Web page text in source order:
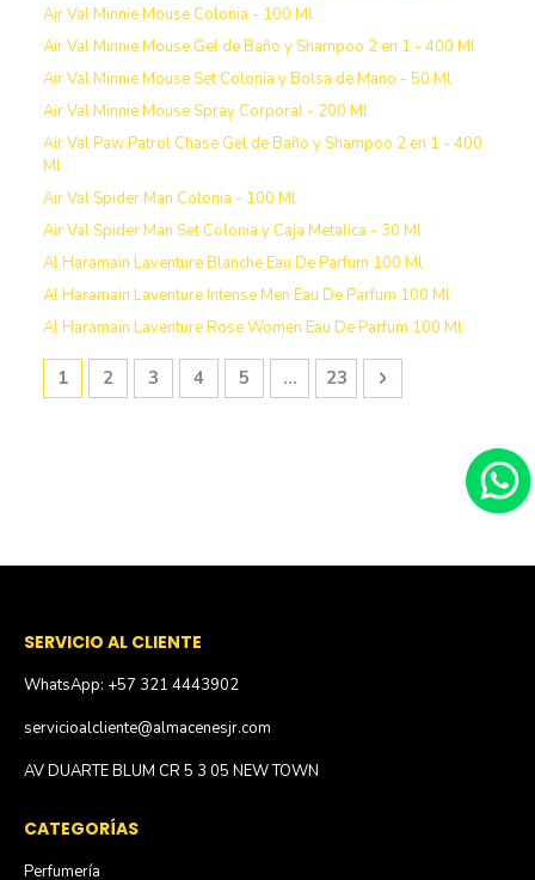
Air Val Minnie Mouse Colonia - 100 Ml
Air Val Minnie Mouse Gel de Baño y Shampoo 2 en 1 - 400 Ml
Air Val Minnie Mouse Set Colonia y Bolsa de Mano - 50 Ml
Air Val Minnie Mouse Spray Corporal - 200 Ml
Air Val Paw Patrol Chase Gel de Baño y Shampoo 2 en 1 - 400
Ml
Air Val Spider Man Colonia - 100 Ml
Air Val Spider Man Set Colonia y Caja Metalica - 30 Ml
Al Haramain Laventure Blanche Eau De Parfum 100 Ml
Al Haramain Laventure Intense Men Eau De Parfum 100 Ml
Al Haramain Laventure Rose Women Eau De Parfum 100 Ml
Página
Estás leyendo la página
1 Página
2 Página
3 Página
4 Página
5 ... Página
23 Página
Siguiente
SERVICIO AL CLIENTE
WhatsApp: +57 321 4443902
servicioalcliente@almacenesjr.com
AV DUARTE BLUM CR 5 3 05 NEW TOWN
CATEGORÍAS
Perfumería